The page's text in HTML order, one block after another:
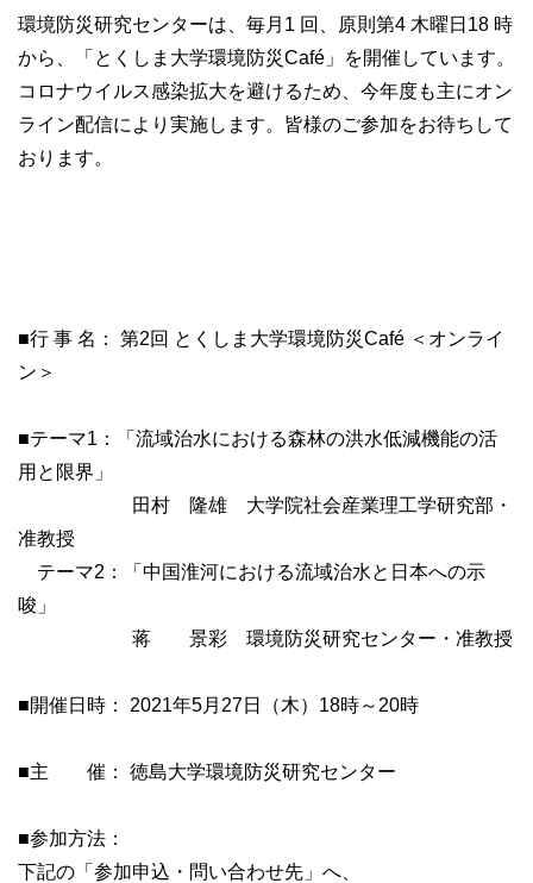
環境防災研究センターは、毎月1 回、原則第4 木曜日18 時
から、「とくしま大学環境防災Café」を開催しています。
コロナウイルス感染拡大を避けるため、今年度も主にオン
ライン配信により実施します。皆様のご参加をお待ちして
おります。
■行 事 名： 第2回 とくしま大学環境防災Café ＜オンライ
ン＞
■テーマ1：「流域治水における森林の洪水低減機能の活
用と限界」
田村 隆雄 大学院社会産業理工学研究部・
准教授
テーマ2：「中国淮河における流域治水と日本への示
唆」
蒋 景彩 環境防災研究センター・准教授
■開催日時： 2021年5月27日（木）18時～20時
■主 催： 徳島大学環境防災研究センター
■参加方法：
下記の「参加申込・問い合わせ先」へ、